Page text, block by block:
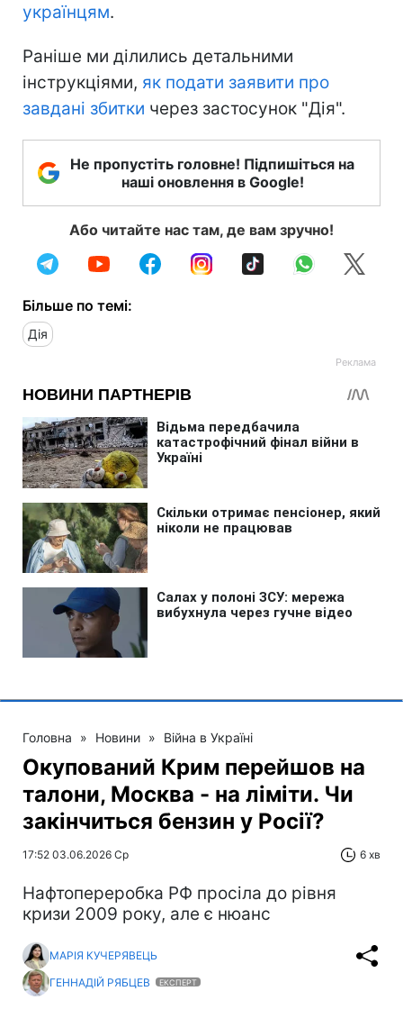
українцям.
Раніше ми ділились детальними
інструкціями, як подати заявити про
завдані збитки через застосунок "Дія".
Не пропустіть головне! Підпишіться на
наші оновлення в Google!
Або читайте нас там, де вам зручно!
Більше по темі:
Дія
Головна » Новини » Війна в Україні
Окупований Крим перейшов на
талони, Москва - на ліміти. Чи
закінчиться бензин у Росії?
17:52 03.06.2026 Ср 6 хв
Нафтопереробка РФ просіла до рівня
кризи 2009 року, але є нюанс
МАРІЯ КУЧЕРЯВЕЦЬ
ГЕННАДІЙ РЯБЦЕВ
ЕКСПЕРТ